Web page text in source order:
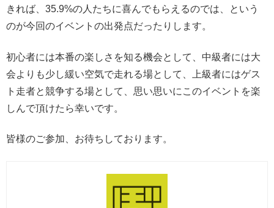
きれば、35.9%の人たちに喜んでもらえるのでは、という
のが今回のイベントの出発点だったりします。
初心者には本番の楽しさを知る機会として、中級者には大
会よりも少し緩い空気で走れる場として、上級者にはゲス
ト走者と競争する場として、思い思いにこのイベントを楽
しんで頂けたら幸いです。
皆様のご参加、お待ちしております。